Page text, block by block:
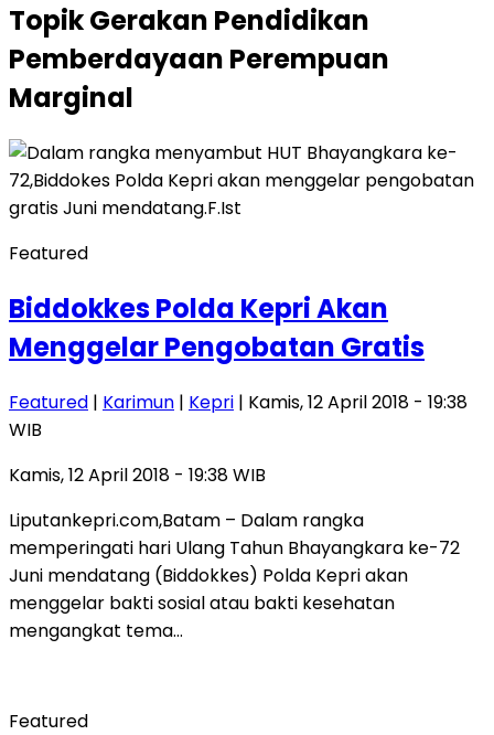
TopikGerakan Pendidikan
Pemberdayaan Perempuan
Marginal
Featured
Biddokkes Polda Kepri Akan
Menggelar Pengobatan Gratis
Featured | Karimun | Kepri | Kamis, 12 April 2018 - 19:38
WIB
Kamis, 12 April 2018 - 19:38 WIB
Liputankepri.com,Batam – Dalam rangka
memperingati hari Ulang Tahun Bhayangkara ke-72
Juni mendatang (Biddokkes) Polda Kepri akan
menggelar bakti sosial atau bakti kesehatan
mengangkat tema…
Featured